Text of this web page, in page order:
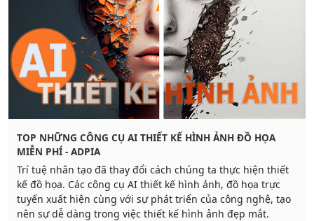
TOP NHỮNG CÔNG CỤ AI THIẾT KẾ HÌNH ẢNH ĐỒ HỌA
MIỄN PHÍ - ADPIA
Trí tuệ nhân tạo đã thay đổi cách chúng ta thực hiện thiết
kế đồ họa. Các công cụ AI thiết kế hình ảnh, đồ họa trực
tuyến xuất hiện cùng với sự phát triển của công nghệ, tạo
nên sự dễ dàng trong việc thiết kế hình ảnh đẹp mắt.